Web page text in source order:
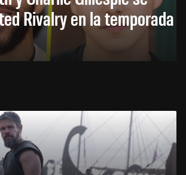
Rivalry en la temporada